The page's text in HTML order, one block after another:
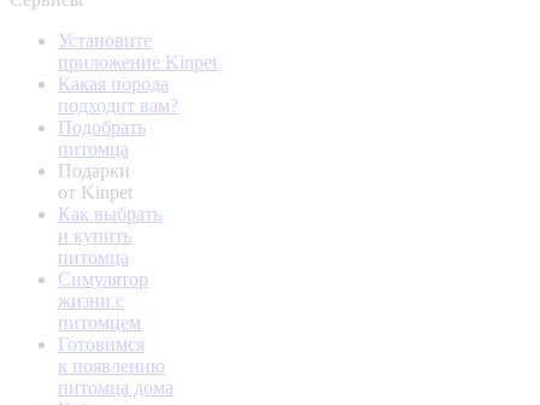
Установите
приложение Kinpet
Какая порода
подходит вам?
Подобрать
питомца
Подарки
от Kinpet
Как выбрать
и купить
питомца
Симулятор
жизни с
питомцем
Готовимся
к появлению
питомца дома